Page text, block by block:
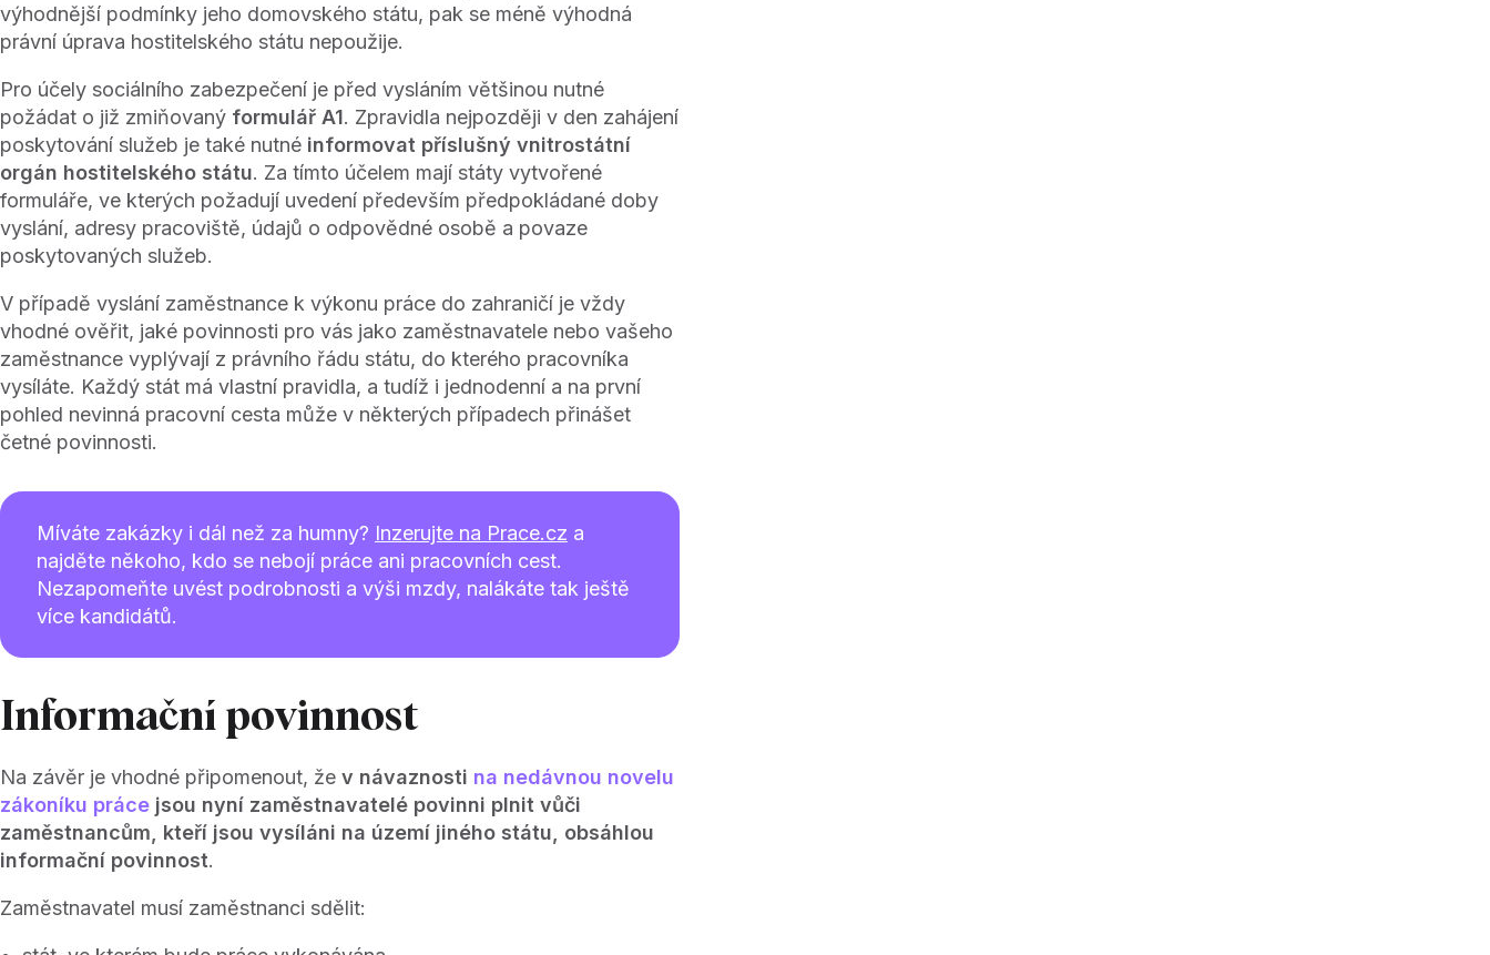
výhodnější podmínky jeho domovského státu, pak se méně výhodná
právní úprava hostitelského státu nepoužije.
Pro účely sociálního zabezpečení je před vysláním většinou nutné
požádat o již zmiňovaný formulář A1. Zpravidla nejpozději v den zahájení
poskytování služeb je také nutné informovat příslušný vnitrostátní
orgán hostitelského státu. Za tímto účelem mají státy vytvořené
formuláře, ve kterých požadují uvedení především předpokládané doby
vyslání, adresy pracoviště, údajů o odpovědné osobě a povaze
poskytovaných služeb.
V případě vyslání zaměstnance k výkonu práce do zahraničí je vždy
vhodné ověřit, jaké povinnosti pro vás jako zaměstnavatele nebo vašeho
zaměstnance vyplývají z právního řádu státu, do kterého pracovníka
vysíláte. Každý stát má vlastní pravidla, a tudíž i jednodenní a na první
pohled nevinná pracovní cesta může v některých případech přinášet
četné povinnosti.
Míváte zakázky i dál než za humny? Inzerujte na Prace.cz a
najděte někoho, kdo se nebojí práce ani pracovních cest.
Nezapomeňte uvést podrobnosti a výši mzdy, nalákáte tak ještě
více kandidátů.
Informační povinnost
Na závěr je vhodné připomenout, že v návaznosti na nedávnou novelu
zákoníku práce jsou nyní zaměstnavatelé povinni plnit vůči
zaměstnancům, kteří jsou vysíláni na území jiného státu, obsáhlou
informační povinnost.
Zaměstnavatel musí zaměstnanci sdělit: